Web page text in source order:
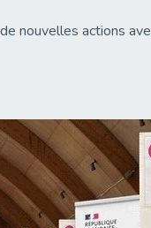
nouvelles actions